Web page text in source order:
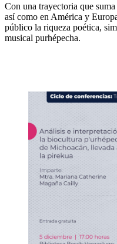
Con una trayectoria que
así como en América y
público la riqueza poética,
musical purhépecha.